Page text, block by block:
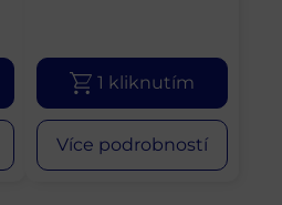
1 kliknutím
Více podrobností